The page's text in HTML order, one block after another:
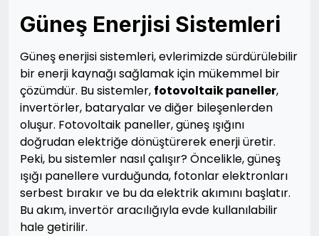
Güneş Enerjisi Sistemleri
Güneş enerjisi sistemleri, evlerimizde sürdürülebilir
bir enerji kaynağı sağlamak için mükemmel bir
çözümdür. Bu sistemler, fotovoltaik paneller,
invertörler, bataryalar ve diğer bileşenlerden
oluşur. Fotovoltaik paneller, güneş ışığını
doğrudan elektriğe dönüştürerek enerji üretir.
Peki, bu sistemler nasıl çalışır? Öncelikle, güneş
ışığı panellere vurduğunda, fotonlar elektronları
serbest bırakır ve bu da elektrik akımını başlatır.
Bu akım, invertör aracılığıyla evde kullanılabilir
hale getirilir.